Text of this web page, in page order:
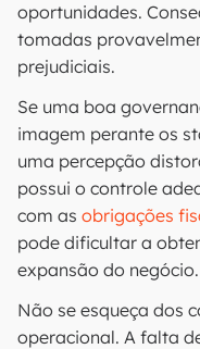
oportunidades.
tomadas
prejudiciais.
Se uma boa
imagem perante os
uma percepção
possui o controle
com as obrigações
pode dificultar a
expansão do negócio.
Não se esqueça dos
operacional. A falta